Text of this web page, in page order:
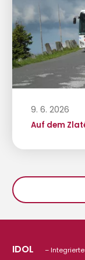
9. 6. 2026
Auf dem
IDOL –